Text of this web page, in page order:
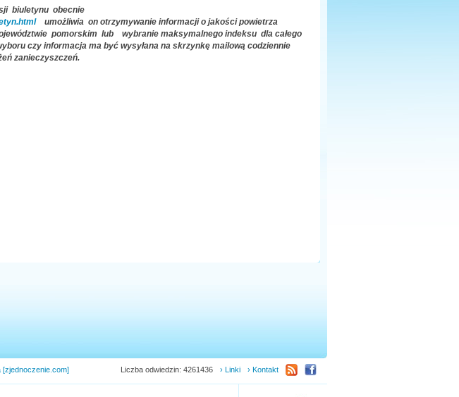
biuletynu obecnie
umożliwia on otrzymywanie informacji o jakości powietrza
pomorskim lub wybranie maksymalnego indeksu dla całego
czy informacja ma być wysyłana na skrzynkę mailową codziennie
zanieczyszczeń.
[zjednoczenie.com] › Kontakt
› Linki
Liczba odwiedzin: 4261436